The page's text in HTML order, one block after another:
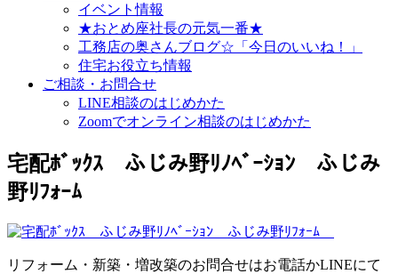
イベント情報
★おとめ座社長の元気一番★
工務店の奥さんブログ☆「今日のいいね！」
住宅お役立ち情報
ご相談・お問合せ
LINE相談のはじめかた
Zoomでオンライン相談のはじめかた
宅配ﾎﾞｯｸｽ ふじみ野ﾘﾉﾍﾞｰｼｮﾝ ふじみ
野ﾘﾌｫｰﾑ
リフォーム・新築・増改築のお問合せはお電話かLINEにて